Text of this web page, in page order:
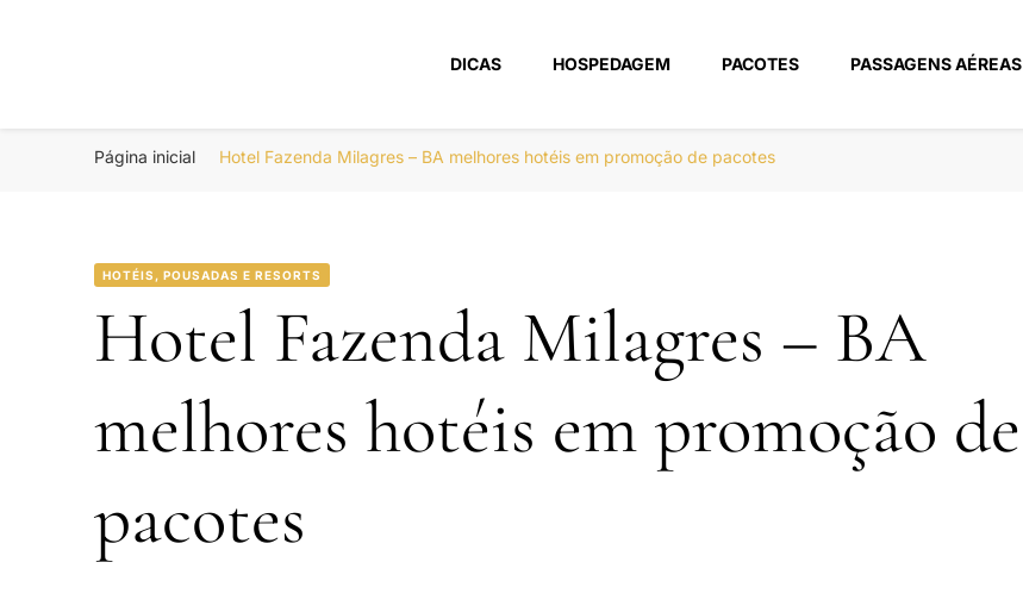
Portal Boa Viagem
DICAS HOSPEDAGEM PACOTES PASSAGENS AÉREAS
Página inicial Hotel Fazenda Milagres – BA melhores hotéis em promoção de pacotes
HOTÉIS, POUSADAS E RESORTS
Hotel Fazenda Milagres – BA
melhores hotéis em promoção de
pacotes